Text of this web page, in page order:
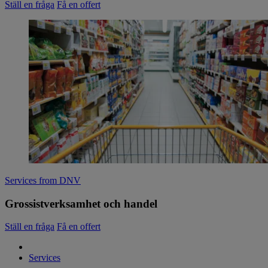
Ställ en fråga Få en offert
Services from DNV
Grossistverksamhet och handel
Ställ en fråga Få en offert
Services